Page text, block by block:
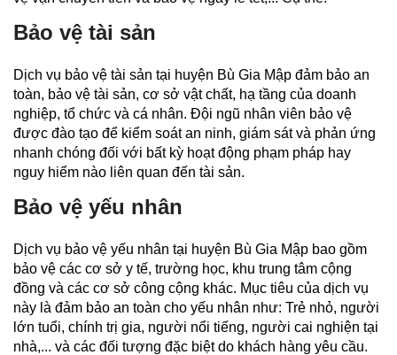
Bảo vệ tài sản
Dịch vụ bảo vệ tài sản tại huyện Bù Gia Mập đảm bảo an
toàn, bảo vệ tài sản, cơ sở vật chất, hạ tầng của doanh
nghiệp, tổ chức và cá nhân. Đội ngũ nhân viên bảo vệ
được đào tạo để kiểm soát an ninh, giám sát và phản ứng
nhanh chóng đối với bất kỳ hoạt động phạm pháp hay
nguy hiểm nào liên quan đến tài sản.
Bảo vệ yếu nhân
Dịch vụ bảo vệ yếu nhân tại huyện Bù Gia Mập bao gồm
bảo vệ các cơ sở y tế, trường học, khu trung tâm cộng
đồng và các cơ sở công cộng khác. Mục tiêu của dịch vụ
này là đảm bảo an toàn cho yếu nhân như: Trẻ nhỏ, người
lớn tuổi, chính trị gia, người nổi tiếng, người cai nghiện tại
nhà,... và các đối tượng đặc biệt do khách hàng yêu cầu.